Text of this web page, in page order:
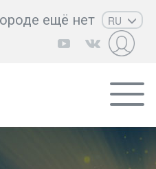
ещё нет
RU
EN
KZ
AZ
CS